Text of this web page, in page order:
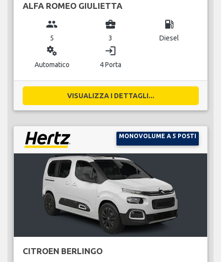
ALFA ROMEO GIULIETTA
group
5
business_center
3
local_gas_station
Diesel
miscellaneous_services
Automatico
login
4 Porta
VISUALIZZA I DETTAGLI...
MONOVOLUME A 5 POSTI
CITROEN BERLINGO